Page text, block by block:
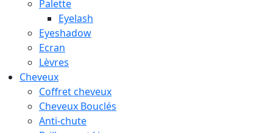
Palette
Eyelash
Eyeshadow
Ecran
Lèvres
Cheveux
Coffret cheveux
Cheveux Bouclés
Anti-chute